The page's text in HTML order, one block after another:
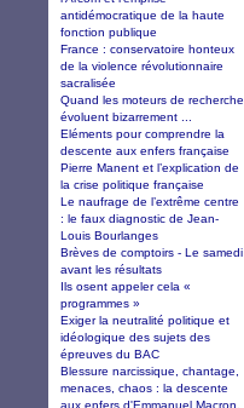
antidémocratique de la haute
fonction publique
France : conservatoire honteux
de la violence révolutionnaire
sacralisée
Quand les moteurs de recherche
évoluent bizarrement ...
Eléments pour comprendre la
descente aux enfers française
Pierre Manent et l’explication de
la crise politique française
Le naufrage de l’extrême centre
: le faux diagnostic de Jean-
Louis Bourlanges
Brèves de comptoirs - Le samedi
avant les résultats
Ils osent appeler cela «
programmes »
Exiger la neutralité politique et
idéologique des sujets des
épreuves du BAC
Blessure narcissique, chantage,
menaces, chaos : la descente
aux enfers d'Emmanuel Macron.